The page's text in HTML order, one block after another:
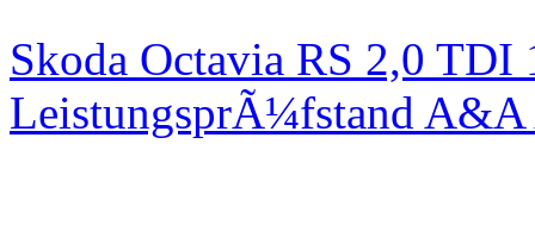
Skoda Octavia RS 2,0
LeistungsprÃ¼fstand